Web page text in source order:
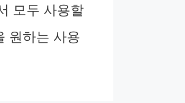
모두 사용할
원하는 사용